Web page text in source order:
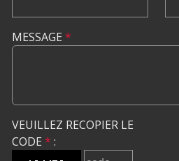
MESSAGE *
VEUILLEZ RECOPIER LE
CODE * :